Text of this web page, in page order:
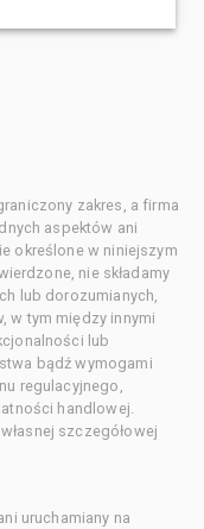
zakres, a firma
aspektów ani
określone w niniejszym
nie składamy
lub dorozumianych,
w tym między innymi
lub
bądź wymogami
regulacyjnego,
handlowej.
szczegółowej
uruchamiany na